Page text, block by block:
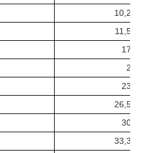
10,2
11,5
17
2
23
26,5
30
33,3